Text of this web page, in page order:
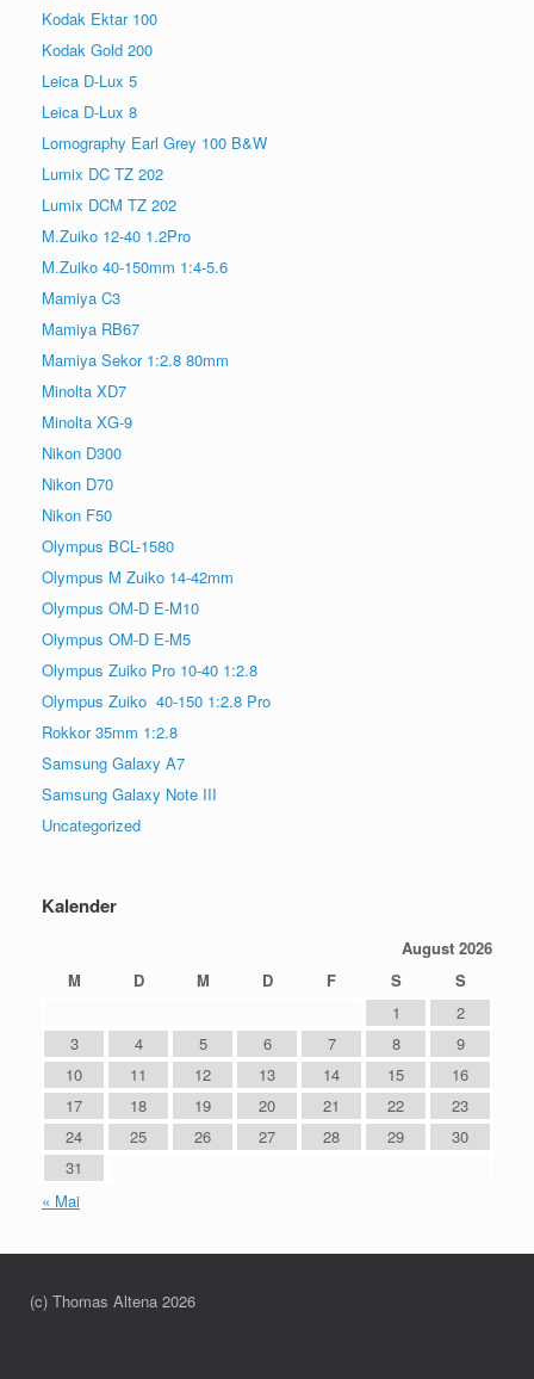
Kodak Ektar 100
Kodak Gold 200
Leica D-Lux 5
Leica D-Lux 8
Lomography Earl Grey 100 B&W
Lumix DC TZ 202
Lumix DCM TZ 202
M.Zuiko 12-40 1.2Pro
M.Zuiko 40-150mm 1:4-5.6
Mamiya C3
Mamiya RB67
Mamiya Sekor 1:2.8 80mm
Minolta XD7
Minolta XG-9
Nikon D300
Nikon D70
Nikon F50
Olympus BCL-1580
Olympus M Zuiko 14-42mm
Olympus OM-D E-M10
Olympus OM-D E-M5
Olympus Zuiko Pro 10-40 1:2.8
Olympus Zuiko 40-150 1:2.8 Pro
Rokkor 35mm 1:2.8
Samsung Galaxy A7
Samsung Galaxy Note III
Uncategorized
Kalender
August 2026
M
D M D F S
S
1
2
3
4 5 6 7 8
9
10
11 12 13 14 15
16
17
18 19 20 21 22
23
24
25 26 27 28 29
30
31
« Mai
(c) Thomas Altena 2026